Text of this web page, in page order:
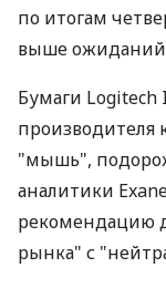
по итогам
выше ожиданий
Бумаги
"мышь",
аналитики
рекомендацию
рынка" с